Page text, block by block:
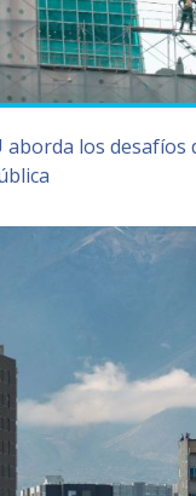
aborda los desafíos